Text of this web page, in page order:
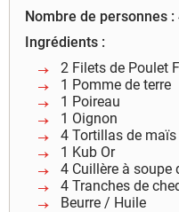
Nombre de personnes :
Ingrédients :
2 Filets de Poulet
1 Pomme de terre
1 Poireau
1 Oignon
4 Tortillas de maïs
1 Kub Or
4 Cuillère à soupe
4 Tranches de
Beurre / Huile